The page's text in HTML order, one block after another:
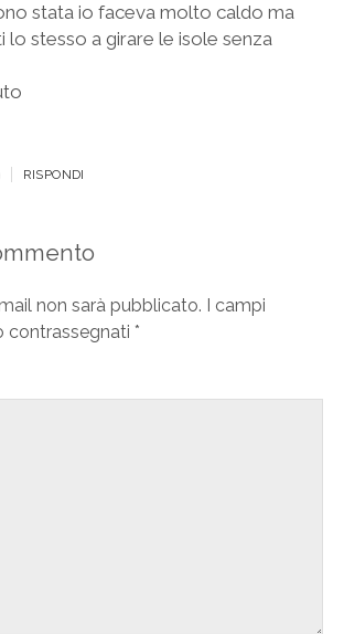
stata io faceva molto caldo ma
lo stesso a girare le isole senza
RISPONDI
non sarà pubblicato. I campi
contrassegnati *